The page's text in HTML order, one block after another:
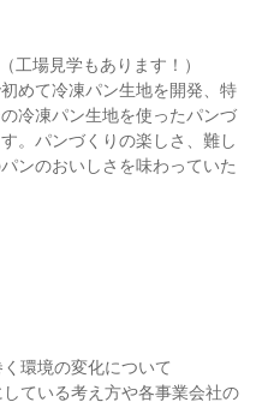
場見学もあります！）
めて冷凍パン生地を開発、特
冷凍パン生地を使ったパンづ
。パンづくりの楽しさ、難し
ンのおいしさを味わっていた
環境の変化について
ている考え方や各事業会社の